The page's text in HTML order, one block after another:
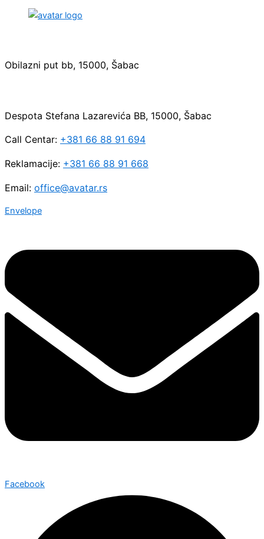
Obilazni put bb, 15000, Šabac
Despota Stefana Lazarevića BB, 15000, Šabac
Call Centar: +381 66 88 91 694
Reklamacije: +381 66 88 91 668
Email: office@avatar.rs
Envelope
Facebook